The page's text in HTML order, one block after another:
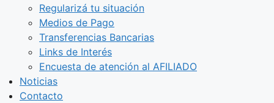
Regularizá tu situación
Medios de Pago
Transferencias Bancarias
Links de Interés
Encuesta de atención al AFILIADO
Noticias
Contacto